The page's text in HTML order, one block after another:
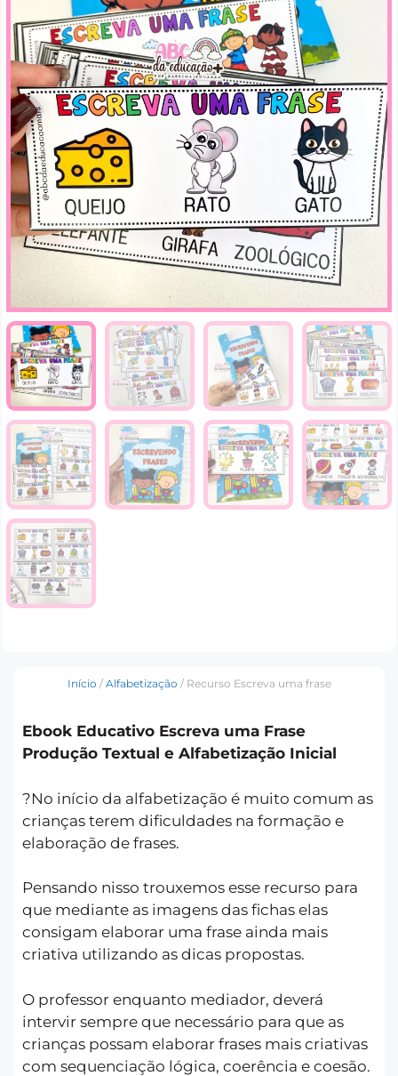
Início / Alfabetização / Recurso Escreva uma frase
Ebook Educativo Escreva uma Frase
Produção Textual e Alfabetização Inicial
?No início da alfabetização é muito comum as
crianças terem dificuldades na formação e
elaboração de frases.
Pensando nisso trouxemos esse recurso para
que mediante as imagens das fichas elas
consigam elaborar uma frase ainda mais
criativa utilizando as dicas propostas.
O professor enquanto mediador, deverá
intervir sempre que necessário para que as
crianças possam elaborar frases mais criativas
com sequenciação lógica, coerência e coesão.